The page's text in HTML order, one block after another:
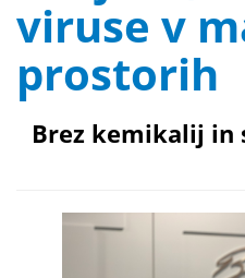
viruse v
prostorih
Brez kemikalij